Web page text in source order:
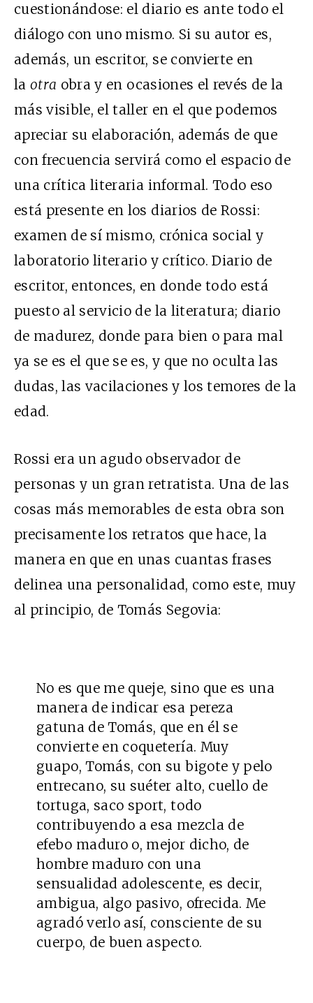
cuestionándose: el diario es ante todo el
diálogo con uno mismo. Si su autor es,
además, un escritor, se convierte en
laotra obra y en ocasiones el revés de la
más visible, el taller en el que podemos
apreciar su elaboración, además de que
con frecuencia servirá como el espacio de
una crítica literaria informal. Todo eso
está presente en los diarios de Rossi:
examen de sí mismo, crónica social y
laboratorio literario y crítico. Diario de
escritor, entonces, en donde todo está
puesto al servicio de la literatura; diario
de madurez, donde para bien o para mal
ya se es el que se es, y que no oculta las
dudas, las vacilaciones y los temores de la
edad.
Rossi era un agudo observador de
personas y un gran retratista. Una de las
cosas más memorables de esta obra son
precisamente los retratos que hace, la
manera en que en unas cuantas frases
delinea una personalidad, como este, muy
al principio, de Tomás Segovia:
No es que me queje, sino que es una
manera de indicar esa pereza
gatuna de Tomás, que en él se
convierte en coquetería. Muy
guapo, Tomás, con su bigote y pelo
entrecano, su suéter alto, cuello de
tortuga, saco sport, todo
contribuyendo a esa mezcla de
efebo maduro o, mejor dicho, de
hombre maduro con una
sensualidad adolescente, es decir,
ambigua, algo pasivo, ofrecida. Me
agradó verlo así, consciente de su
cuerpo, de buen aspecto.